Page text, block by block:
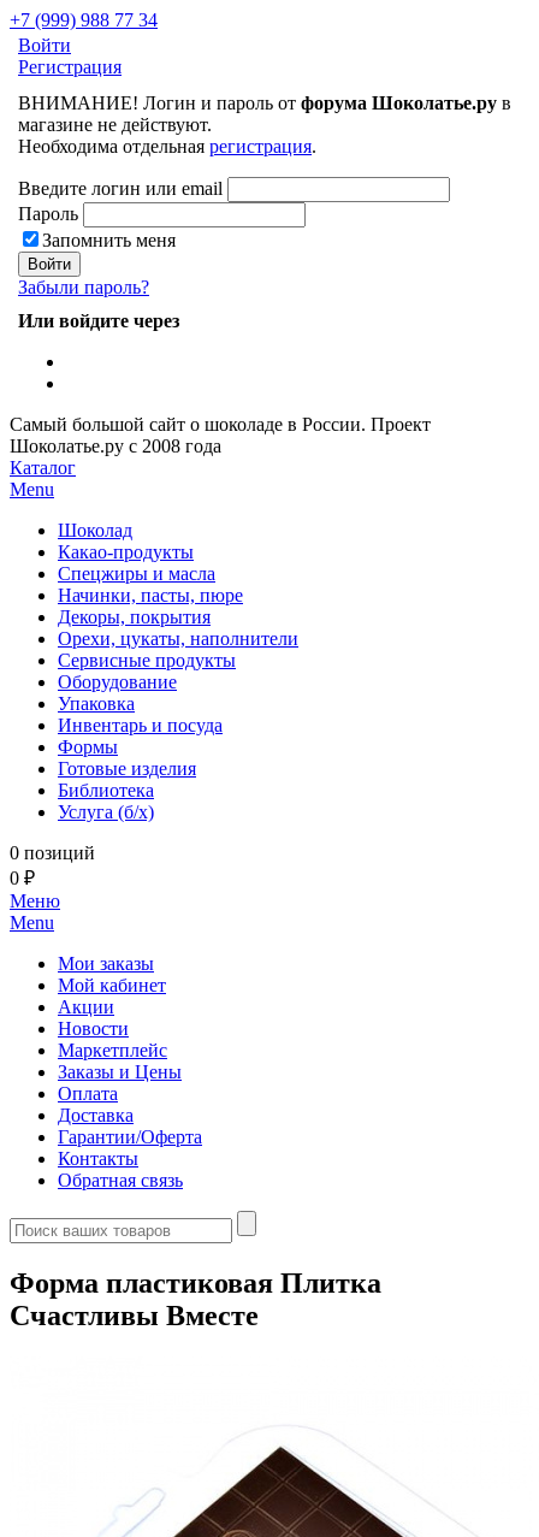
+7 (999) 988 77 34
Войти
Регистрация
ВНИМАНИЕ! Логин и пароль от форума Шоколатье.ру в
магазине не действуют.
Необходима отдельная регистрация.
Введите логин или email
Пароль
Запомнить меня
Забыли пароль?
Или войдите через
Самый большой сайт о шоколаде в России. Проект
Шоколатье.ру с 2008 года
Каталог
Menu
Шоколад
Какао-продукты
Спецжиры и масла
Начинки, пасты, пюре
Декоры, покрытия
Орехи, цукаты, наполнители
Сервисные продукты
Оборудование
Упаковка
Инвентарь и посуда
Формы
Готовые изделия
Библиотека
Услуга (б/х)
0 позиций
0 ₽
Меню
Menu
Мои заказы
Мой кабинет
Акции
Новости
Маркетплейс
Заказы и Цены
Оплата
Доставка
Гарантии/Оферта
Контакты
Обратная связь
Форма пластиковая Плитка
Счастливы Вместе